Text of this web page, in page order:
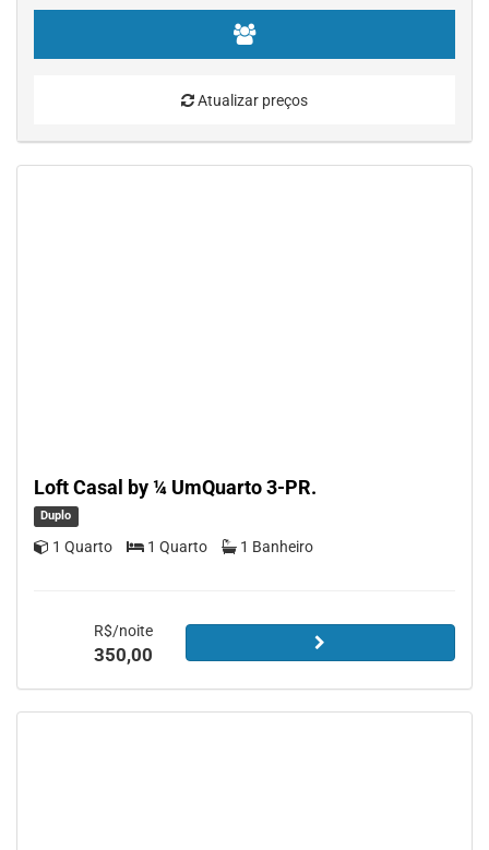
Atualizar preços
Loft Casal by ¼ UmQuarto 3-PR.
Duplo
1 Quarto 1 Quarto 1 Banheiro
R$/noite
350,00